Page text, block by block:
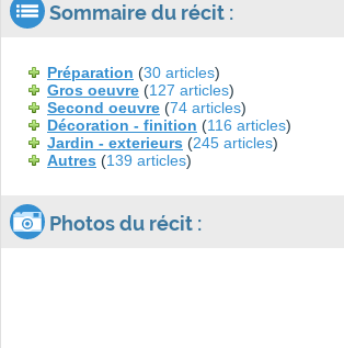
Sommaire du récit :
Préparation (30 articles)
Gros oeuvre (127 articles)
Second oeuvre (74 articles)
Décoration - finition (116 articles)
Jardin - exterieurs (245 articles)
Autres (139 articles)
Photos du récit :